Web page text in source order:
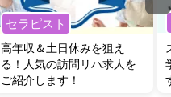
セラピスト
高年収＆土日休みを狙え
る！人気の訪問リハ求人を
ご紹介します！